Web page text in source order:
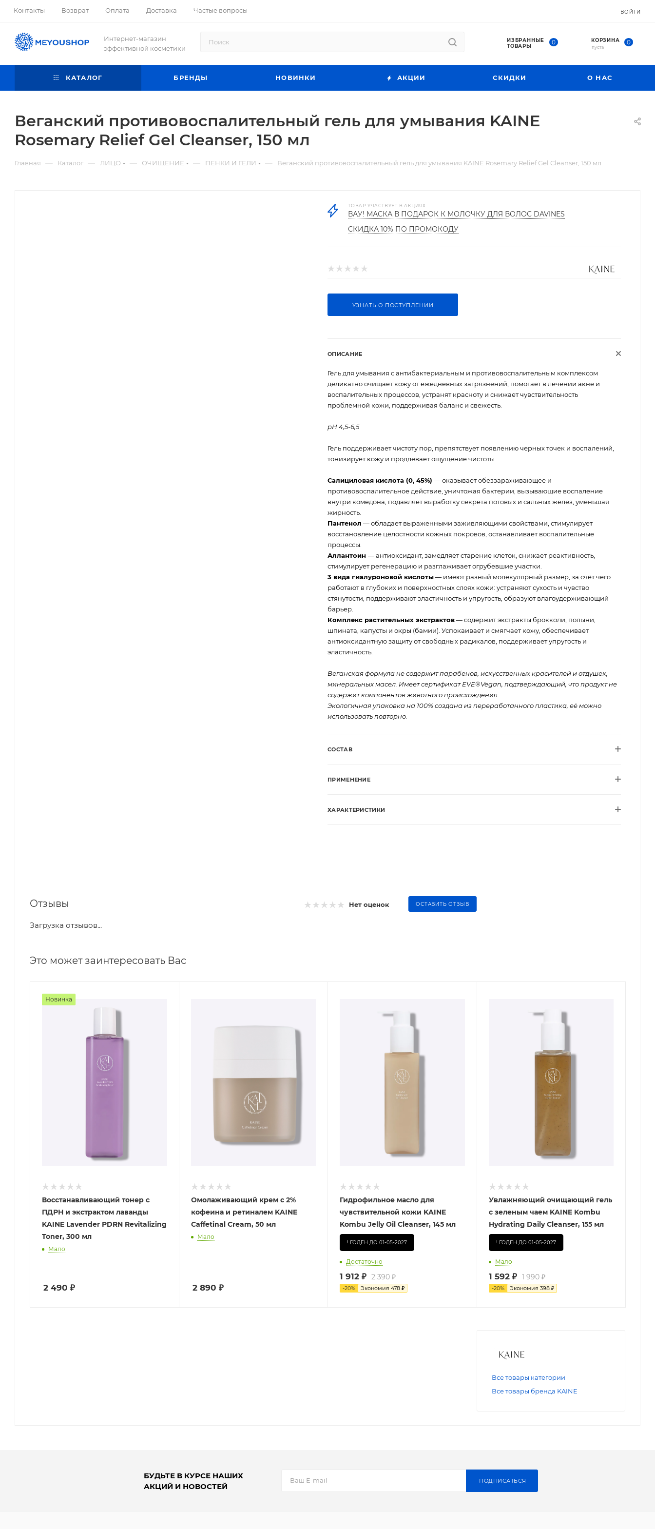
Контакты Возврат Оплата Доставка Частые вопросы ВОЙТИ
Интернет-магазин
эффективной косметики
ИЗБРАННЫЕ
ТОВАРЫ
0 КОРЗИНА 0
пуста
КАТАЛОГ БРЕНДЫ НОВИНКИ АКЦИИ СКИДКИ О НАС
Веганский противовоспалительный гель для умывания KAINE
Rosemary Relief Gel Cleanser, 150 мл
Главная — Каталог — ЛИЦО — ОЧИЩЕНИЕ — ПЕНКИ И ГЕЛИ — Веганский противовоспалительный гель для умывания KAINE Rosemary Relief Gel Cleanser, 150 мл
ТОВАР УЧАСТВУЕТ В АКЦИЯХ
ВАУ! МАСКА В ПОДАРОК К МОЛОЧКУ ДЛЯ ВОЛОС DAVINES
СКИДКА 10% ПО ПРОМОКОДУ
УЗНАТЬ О ПОСТУПЛЕНИИ
ОПИСАНИЕ
Гель для умывания с антибактериальным и противовоспалительным комплексом
деликатно очищает кожу от ежедневных загрязнений, помогает в лечении акне и
воспалительных процессов, устранят красноту и снижает чувствительность
проблемной кожи, поддерживая баланс и свежесть.
pH 4,5-6,5
Гель поддерживает чистоту пор, препятствует появлению черных точек и воспалений,
тонизирует кожу и продлевает ощущение чистоты.
Салициловая кислота (0, 45%) — оказывает обеззараживающее и
противовоспалительное действие, уничтожая бактерии, вызывающие воспаление
внутри комедона, подавляет выработку секрета потовых и сальных желез, уменьшая
жирность.
Пантенол — обладает выраженными заживляющими свойствами, стимулирует
восстановление целостности кожных покровов, останавливает воспалительные
процессы.
Аллантоин — антиоксидант, замедляет старение клеток, снижает реактивность,
стимулирует регенерацию и разглаживает огрубевшие участки.
3 вида гиалуроновой кислоты— имеют разный молекулярный размер, за счёт чего
работают в глубоких и поверхностных слоях кожи: устраняют сухость и чувство
стянутости, поддерживают эластичность и упругость, образуют влагоудерживающий
барьер.
Комплекс растительных экстрактов— содержит экстракты брокколи, полыни,
шпината, капусты и окры (бамии). Успокаивает и смягчает кожу, обеспечивает
антиоксидантную защиту от свободных радикалов, поддерживает упругость и
эластичность.
Веганская формула не содержит парабенов, искусственных красителей и отдушек,
минеральных масел. Имеет сертификат EVE®Vegan, подтверждающий, что продукт не
содержит компонентов животного происхождения.
Экологичная упаковка на 100% создана из переработанного пластика, её можно
использовать повторно.
СОСТАВ
ПРИМЕНЕНИЕ
ХАРАКТЕРИСТИКИ
Отзывы Нет оценок ОСТАВИТЬ ОТЗЫВ
Загрузка отзывов...
Это может заинтересовать Вас
Новинка
Восстанавливающий тонер с
ПДРН и экстрактом лаванды
KAINE Lavender PDRN Revitalizing
Toner, 300 мл
Мало
2 490 ₽
Омолаживающий крем c 2%
кофеина и ретиналем KAINE
Caffetinal Cream, 50 мл
Мало
2 890 ₽
Гидрофильное масло для
чувствительной кожи KAINE
Kombu Jelly Oil Cleanser, 145 мл
! ГОДЕН ДО 01-05-2027
Достаточно
1 912 ₽ 2 390 ₽
-20% Экономия 478 ₽
Увлажняющий очищающий гель
с зеленым чаем KAINE Kombu
Hydrating Daily Cleanser, 155 мл
! ГОДЕН ДО 01-05-2027
Мало
1 592₽ 1 990₽
-20% Экономия 398₽
Все товары категории
Все товары бренда KAINE
БУДЬТЕ В КУРСЕ НАШИХ
АКЦИЙ И НОВОСТЕЙ
ПОДПИСАТЬСЯ